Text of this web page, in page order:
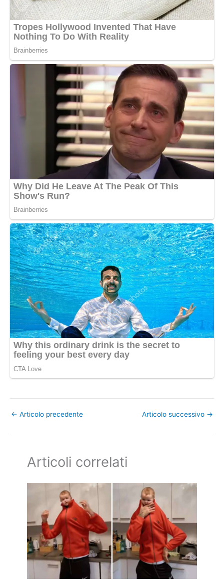
← Articolo precedente Articolo successivo →
Articoli correlati